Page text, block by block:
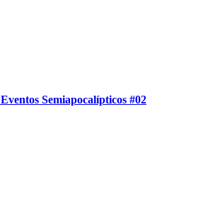
Eventos Semiapocalípticos #02